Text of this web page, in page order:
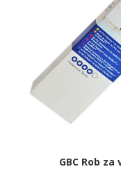
GBC Rob